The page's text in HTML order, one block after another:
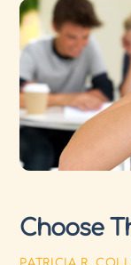
Choose